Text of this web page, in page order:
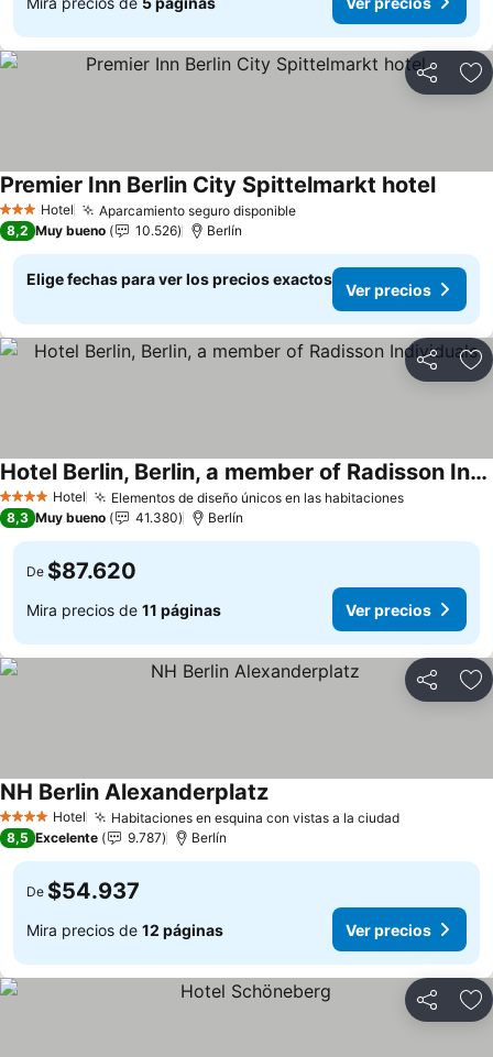
Compartir
3 Estrellas
Hotel Aparcamiento seguro disponibleVer precios
Premier Inn Berlin City Spittelmarkt hotelVer
8,2 Muy bueno 10.526 Berlín
Elige fechas para ver los precios exactos
Ver precios
Compartir
4 EstrellasHotel Elementos de diseño únicos en las habitacionesVer
Hotel Berlin, Berlin, a member of Radisson Individuals
Ver precios
8,3 Muy bueno 41.380 Berlín
De $87.620
Mira precios de 11 páginas Ver precios
Compartir
4 EstrellasHotel Habitaciones en esquina con vistas a la ciudadVer precios
NH Berlin AlexanderplatzVer precios
8,5 Excelente 9.787 Berlín
De $54.937
Mira precios de 12 páginas Ver precios
Compartir